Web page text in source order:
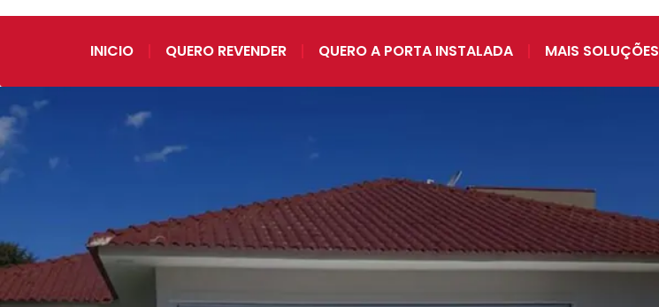
INICIO QUERO REVENDER QUERO A PORTA INSTALADA MAIS SOLUÇÕES